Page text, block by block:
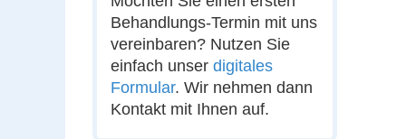
Behandlungs-Termin mit uns
vereinbaren? Nutzen Sie
einfach unser digitales
Formular. Wir nehmen dann
Kontakt mit Ihnen auf.